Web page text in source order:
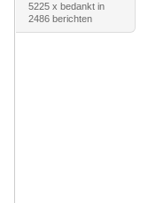
5225 x bedankt in
2486 berichten